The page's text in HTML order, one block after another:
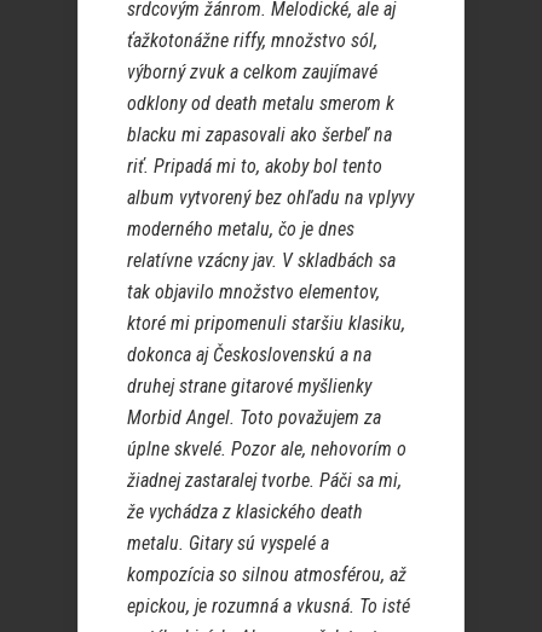
srdcovým žánrom. Melodické, ale aj
ťažkotonážne riffy, množstvo sól,
výborný zvuk a celkom zaujímavé
odklony od death metalu smerom k
blacku mi zapasovali ako šerbeľ na
riť. Pripadá mi to, akoby bol tento
album vytvorený bez ohľadu na vplyvy
moderného metalu, čo je dnes
relatívne vzácny jav. V skladbách sa
tak objavilo množstvo elementov,
ktoré mi pripomenuli staršiu klasiku,
dokonca aj Československú a na
druhej strane gitarové myšlienky
Morbid Angel. Toto považujem za
úplne skvelé. Pozor ale, nehovorím o
žiadnej zastaralej tvorbe. Páči sa mi,
že vychádza z klasického death
metalu. Gitary sú vyspelé a
kompozícia so silnou atmosférou, až
epickou, je rozumná a vkusná. To isté